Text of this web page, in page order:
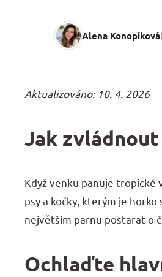
Alena Konopíková
Aktualizováno: 10. 4. 2026
Jak
Když venku panuje
psy a kočky, kterým je
největším parnu postarat o
Ochlaďte